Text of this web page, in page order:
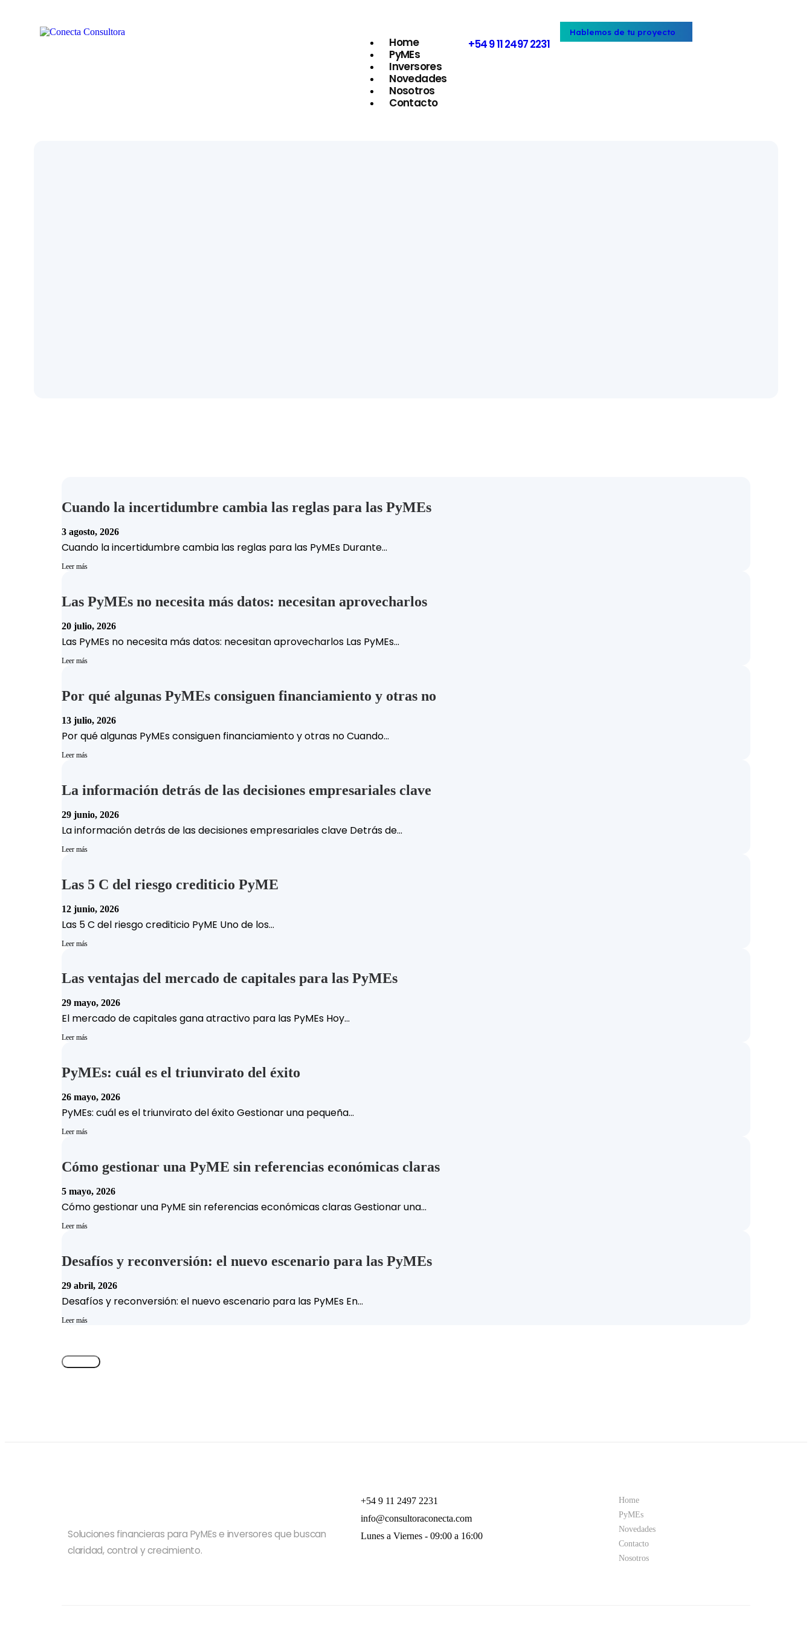
Home
PyMEs
Inversores
Novedades
Nosotros
Contacto
+54 9 11 2497 2231
Hablemos de tu proyecto
Cuando la incertidumbre cambia las reglas para las PyMEs
3 agosto, 2026
Cuando la incertidumbre cambia las reglas para las PyMEs Durante...
Leer más
Las PyMEs no necesita más datos: necesitan aprovecharlos
20 julio, 2026
Las PyMEs no necesita más datos: necesitan aprovecharlos Las PyMEs...
Leer más
Por qué algunas PyMEs consiguen financiamiento y otras no
13 julio, 2026
Por qué algunas PyMEs consiguen financiamiento y otras no Cuando...
Leer más
La información detrás de las decisiones empresariales clave
29 junio, 2026
La información detrás de las decisiones empresariales clave Detrás de...
Leer más
Las 5 C del riesgo crediticio PyME
12 junio, 2026
Las 5 C del riesgo crediticio PyME Uno de los...
Leer más
Las ventajas del mercado de capitales para las PyMEs
29 mayo, 2026
El mercado de capitales gana atractivo para las PyMEs Hoy...
Leer más
PyMEs: cuál es el triunvirato del éxito
26 mayo, 2026
PyMEs: cuál es el triunvirato del éxito Gestionar una pequeña...
Leer más
Cómo gestionar una PyME sin referencias económicas claras
5 mayo, 2026
Cómo gestionar una PyME sin referencias económicas claras Gestionar una...
Leer más
Desafíos y reconversión: el nuevo escenario para las PyMEs
29 abril, 2026
Desafíos y reconversión: el nuevo escenario para las PyMEs En...
Leer más
Soluciones financieras para PyMEs e inversores que buscan
claridad, control y crecimiento.
+54 9 11 2497 2231
info@consultoraconecta.com
Lunes a Viernes - 09:00 a 16:00
Home
PyMEs
Novedades
Contacto
Nosotros